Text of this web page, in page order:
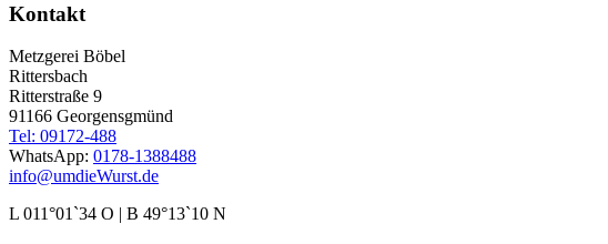
Kontakt
Metzgerei Böbel
Rittersbach
Ritterstraße 9
91166 Georgensgmünd
Tel: 09172-488
WhatsApp: 0178-1388488
info@umdieWurst.de
L 011°01`34 O | B 49°13`10 N